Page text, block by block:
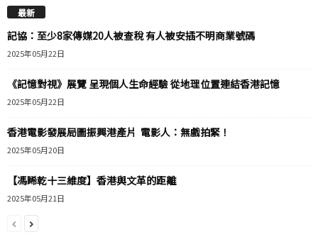
最新
記協：至少8家傳媒20人被查稅 有人被安插不明商業號碼
2025年05月22日
《記憶對視》展覽 呈現個人生命經驗 從地理位置連結香港記憶
2025年05月22日
香港電影發展局圖振興港產片 電影人：無戲拍緊！
2025年05月20日
【馮睎乾十三維度】香港與文革的距離
2025年05月21日